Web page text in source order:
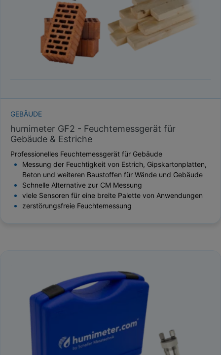
GEWICHT / MASSE
GEBÄUDE
humimeter GF2 - Feuchtemessgerät für
Gebäude & Estriche
Professionelles Feuchtemessgerät für Gebäude
Messung der Feuchtigkeit von Estrich, Gipskartonplatten,
Beton und weiteren Baustoffen für Wände und Gebäude
Schnelle Alternative zur CM Messung
viele Sensoren für eine breite Palette von Anwendungen
zerstörungsfreie Feuchtemessung